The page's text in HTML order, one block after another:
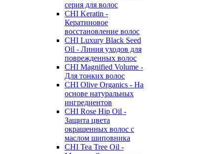
серия для волос
CHI Keratin -
Кератиновое
восстановление волос
CHI Luxury Black Seed
Oil - Линия уходов для
поврежденных волос
CHI Magnified Volume -
Для тонких волос
CHI Olive Organics - На
основе натуральных
ингредиентов
CHI Rose Hip Oil -
Защита цвета
окрашенных волос с
маслом шиповника
CHI Tea Tree Oil -